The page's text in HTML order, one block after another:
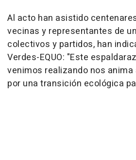
Al acto han asistido
vecinas y representantes de
colectivos y partidos, han
Verdes-EQUO: "Este
venimos realizando nos
por una transición ecológica